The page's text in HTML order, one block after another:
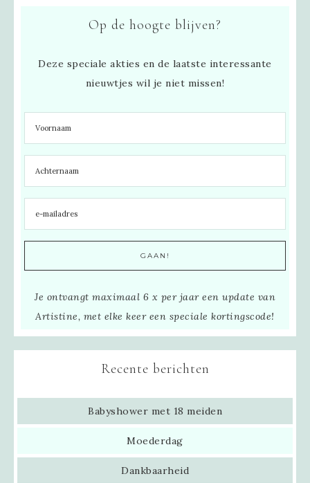
Op de hoogte blijven?
Deze speciale akties en de laatste interessante
nieuwtjes wil je niet missen!
Je ontvangt maximaal 6 x per jaar een update van
Artistine, met elke keer een speciale kortingscode!
Recente berichten
Babyshower met 18 meiden
Moederdag
Dankbaarheid